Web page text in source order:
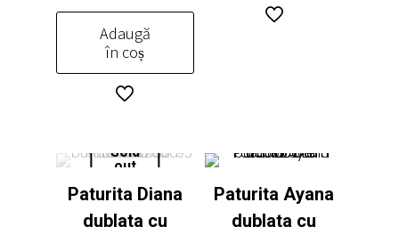
Adaugă
în coș
Acest
pot
alese
în
Sold
out
Paturita Diana
dublata cu
Paturita Ayana
dublata cu